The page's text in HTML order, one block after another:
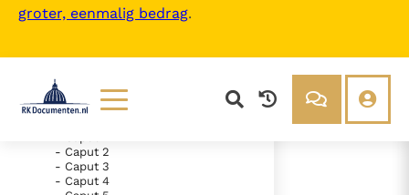
groter, eenmalig bedrag.
Documenten
Over ons
- Vetus Testamentum
- Liber Exodus
- Liber Numeri
- Liber Deuteronomii
- Caput 2
- Caput 3
- Caput 4
- Caput 17